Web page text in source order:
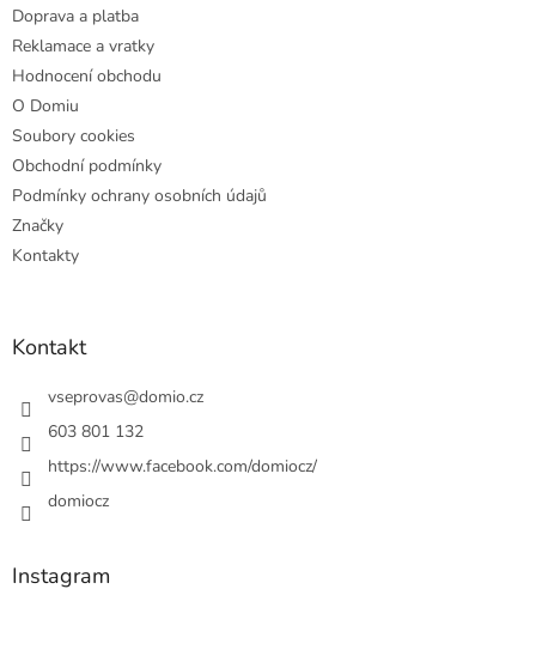
Doprava a platba
Reklamace a vratky
Hodnocení obchodu
O Domiu
Soubory cookies
Obchodní podmínky
Podmínky ochrany osobních údajů
Značky
Kontakty
Kontakt
vseprovas@domio.cz
603 801 132
https://www.facebook.com/domiocz/
domiocz
Instagram